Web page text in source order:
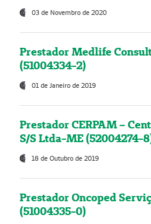
03 de Novembro de 2020
Prestador Medlife
(51004334-2)
01 de Janeiro de 2019
Prestador CERPAM –
S/S Ltda-ME (52004274-
18 de Outubro de 2019
Prestador Oncoped
(51004335-0)